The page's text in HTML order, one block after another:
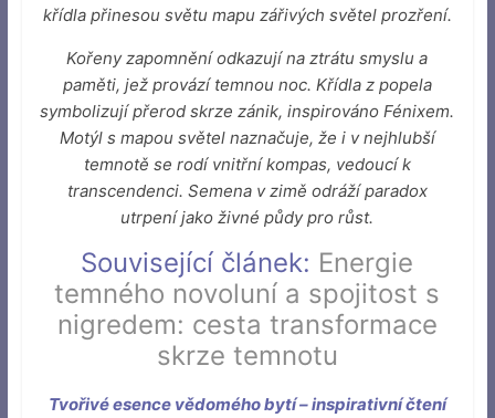
křídla přinesou světu mapu zářivých světel prozření.
Kořeny zapomnění odkazují na ztrátu smyslu a
paměti, jež provází temnou noc. Křídla z popela
symbolizují přerod skrze zánik, inspirováno Fénixem.
Motýl s mapou světel naznačuje, že i v nejhlubší
temnotě se rodí vnitřní kompas, vedoucí k
transcendenci. Semena v zimě odráží paradox
utrpení jako živné půdy pro růst.
Související článek: Energie
temného novoluní a spojitost s
nigredem: cesta transformace
skrze temnotu
Tvořivé esence vědomého bytí – inspirativní čtení